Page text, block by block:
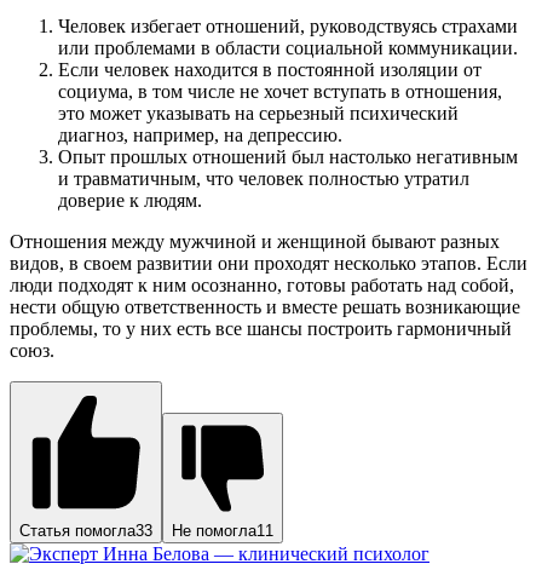
Человек избегает отношений, руководствуясь страхами
или проблемами в области социальной коммуникации.
Если человек находится в постоянной изоляции от
социума, в том числе не хочет вступать в отношения,
это может указывать на серьезный психический
диагноз, например, на депрессию.
Опыт прошлых отношений был настолько негативным
и травматичным, что человек полностью утратил
доверие к людям.
Отношения между мужчиной и женщиной бывают разных
видов, в своем развитии они проходят несколько этапов. Если
люди подходят к ним осознанно, готовы работать над собой,
нести общую ответственность и вместе решать возникающие
проблемы, то у них есть все шансы построить гармоничный
союз.
Статья помогла33 Не помогла11